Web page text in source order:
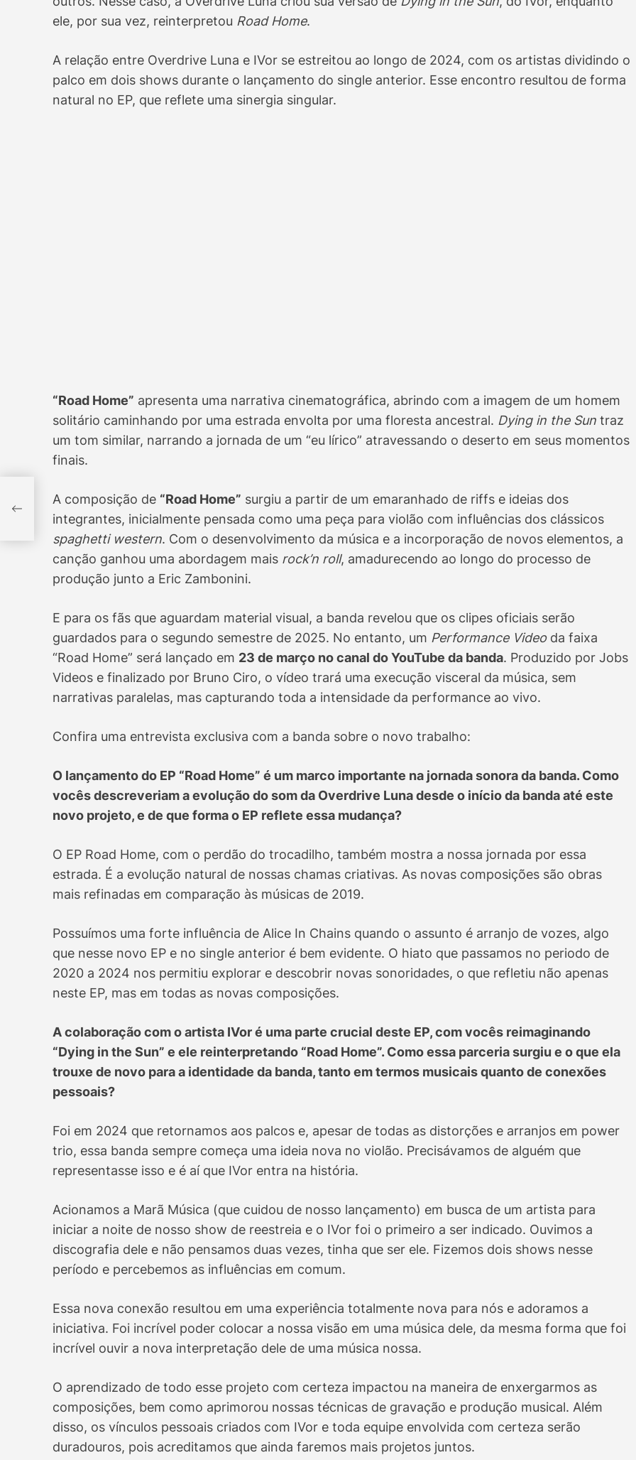
ele, por sua vez, reinterpretou Road Home.
A relação entre Overdrive Luna e IVor se estreitou ao longo de 2024, com os artistas dividindo o
palco em dois shows durante o lançamento do single anterior. Esse encontro resultou de forma
natural no EP, que reflete uma sinergia singular.
“Road Home” apresenta uma narrativa cinematográfica, abrindo com a imagem de um homem
solitário caminhando por uma estrada envolta por uma floresta ancestral. Dying in the Sun traz
um tom similar, narrando a jornada de um “eu lírico” atravessando o deserto em seus momentos
finais.
A composição de “Road Home” surgiu a partir de um emaranhado de riffs e ideias dos
integrantes, inicialmente pensada como uma peça para violão com influências dos clássicos
spaghetti western. Com o desenvolvimento da música e a incorporação de novos elementos, a
canção ganhou uma abordagem mais rock’n roll, amadurecendo ao longo do processo de
produção junto a Eric Zambonini.
E para os fãs que aguardam material visual, a banda revelou que os clipes oficiais serão
guardados para o segundo semestre de 2025. No entanto, um Performance Videoda faixa
“Road Home” será lançado em 23 de março no canal do YouTube da banda. Produzido por Jobs
Videos e finalizado por Bruno Ciro, o vídeo trará uma execução visceral da música, sem
narrativas paralelas, mas capturando toda a intensidade da performance ao vivo.
Confira uma entrevista exclusiva com a banda sobre o novo trabalho:
O lançamento do EP “Road Home” é um marco importante na jornada sonora da banda. Como
vocês descreveriam a evolução do som da Overdrive Luna desde o início da banda até este
novo projeto, e de que forma o EP reflete essa mudança?
O EP Road Home, com o perdão do trocadilho, também mostra a nossa jornada por essa
estrada. É a evolução natural de nossas chamas criativas. As novas composições são obras
mais refinadas em comparação às músicas de 2019.
Possuímos uma forte influência de Alice In Chains quando o assunto é arranjo de vozes, algo
que nesse novo EP e no single anterior é bem evidente. O hiato que passamos no periodo de
2020 a 2024 nos permitiu explorar e descobrir novas sonoridades, o que refletiu não apenas
neste EP, mas em todas as novas composições.
A colaboração com o artista IVor é uma parte crucial deste EP, com vocês reimaginando
“Dying in the Sun” e ele reinterpretando “Road Home”. Como essa parceria surgiu e o que ela
trouxe de novo para a identidade da banda, tanto em termos musicais quanto de conexões
pessoais?
Foi em 2024 que retornamos aos palcos e, apesar de todas as distorções e arranjos em power
trio, essa banda sempre começa uma ideia nova no violão. Precisávamos de alguém que
representasse isso e é aí que IVor entra na história.
Acionamos a Marã Música (que cuidou de nosso lançamento) em busca de um artista para
iniciar a noite de nosso show de reestreia e o IVor foi o primeiro a ser indicado. Ouvimos a
discografia dele e não pensamos duas vezes, tinha que ser ele. Fizemos dois shows nesse
período e percebemos as influências em comum.
Essa nova conexão resultou em uma experiência totalmente nova para nós e adoramos a
iniciativa. Foi incrível poder colocar a nossa visão em uma música dele, da mesma forma que foi
incrível ouvir a nova interpretação dele de uma música nossa.
O aprendizado de todo esse projeto com certeza impactou na maneira de enxergarmos as
composições, bem como aprimorou nossas técnicas de gravação e produção musical. Além
disso, os vínculos pessoais criados com IVor e toda equipe envolvida com certeza serão
duradouros, pois acreditamos que ainda faremos mais projetos juntos.